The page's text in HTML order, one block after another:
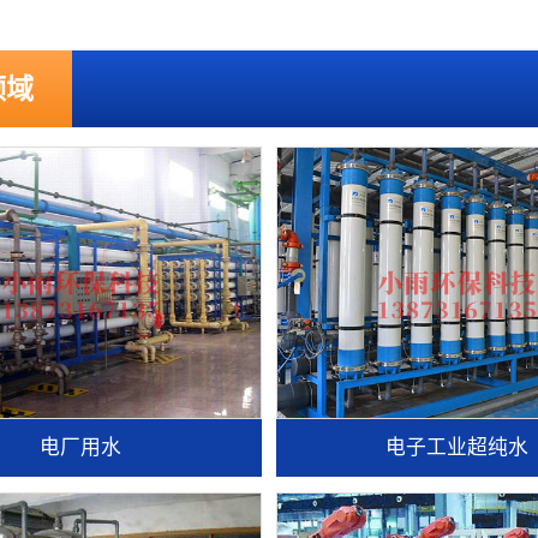
域
电厂用水 电子工业超纯水